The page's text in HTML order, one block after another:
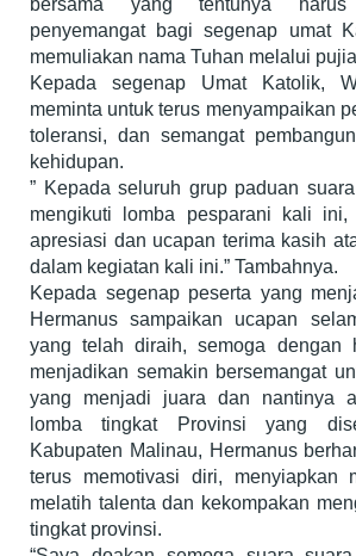
bersama yang tentunya
penyemangat bagi segenap umat
memuliakan nama Tuhan melalui
Kepada segenap Umat Katolik,
meminta untuk terus menyampaikan
toleransi, dan semangat
kehidupan.
” Kepada seluruh grup paduan
mengikuti lomba pesparani kali ini,
apresiasi dan ucapan terima kasih
dalam kegiatan kali ini.” Tambahnya.
Kepada segenap peserta yang
Hermanus sampaikan ucapan
yang telah diraih, semoga dengan
menjadikan semakin bersemangat
yang menjadi juara dan nantinya
lomba tingkat Provinsi yang
Kabupaten Malinau, Hermanus
terus memotivasi diri, menyiapkan
melatih talenta dan kekompakan
tingkat provinsi.